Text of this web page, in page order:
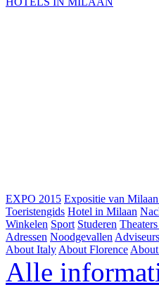
EXPO 2015 Expositie van
Toeristengids Hotel in Milaan
Winkelen Sport Studeren
Adressen Noodgevallen
About Italy About Florence
Alle